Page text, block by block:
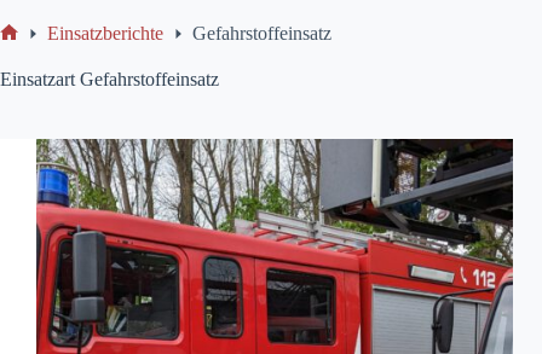
Einsatzberichte Gefahrstoffeinsatz
Einsatzart Gefahrstoffeinsatz